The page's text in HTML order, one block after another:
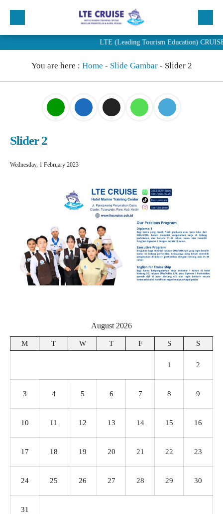
Penjurusan
Alumni LTE Cruise
LTE (Leading Tourism Education)
You are here : Home - Slide Gambar- Slider 2
Slider 2
Wednesday, 1 February 2023
August 2026
M T W T F S S
1 2
3 4 5 6 7 8 9
10 11 12 13 14 15 16
17 18 19 20 21 22 23
24 25 26 27 28 29 30
31